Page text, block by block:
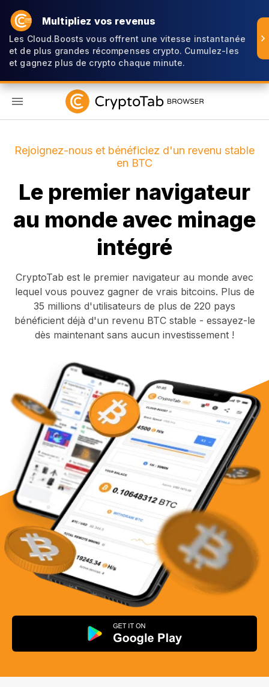
Multipliez vos revenus
Les Cloud.Boosts vous offrent une vitesse instantanée
et de plus grandes récompenses crypto. Cumulez-les
et gagnez plus de crypto chaque minute.
Rejoignez-nous et bénéficiez d'un revenu stable
en BTC
Le premier navigateur
au monde avec minage
intégré
CryptoTab est le premier navigateur au monde avec
lequel vous pouvez gagner de vrais bitcoins. Plus de
35 millions d'utilisateurs de plus de 220 pays
bénéficient déjà d'un revenu BTC stable - essayez-le
dès maintenant sans aucun investissement !